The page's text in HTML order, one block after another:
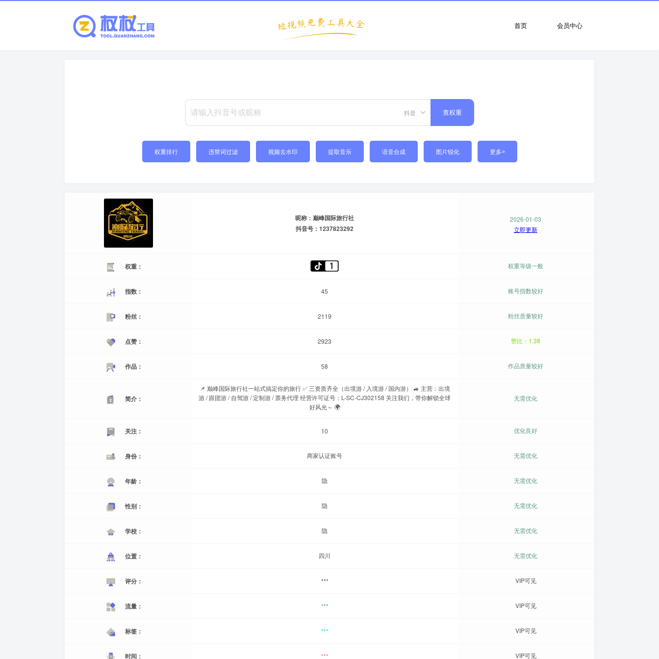
会员中心
首页
抖音 查权重
权重排行 违禁词过滤 视频去水印 提取音乐 语音合成 图片锐化 更多>
昵称：巅峰国际旅行社
抖音号：1237823292
2026-01-03
立即更新
权重： 权重等级一般
指数： 45 账号指数较好
粉丝： 2119 粉丝质量较好
点赞： 2923 赞比：1.38
作品： 58 作品质量较好
简介：
📌 巅峰国际旅行社一站式搞定你的旅行 ✅ 三资质齐全（出境游 / 入境游 / 国内游） 🚙 主营：出境
游 / 跟团游 / 自驾游 / 定制游 / 票务代理 经营许可证号：L-SC-CJ302158 关注我们，带你解锁全球
好风光～ 🌍
无需优化
关注： 10 优化良好
身份： 商家认证账号 无需优化
年龄： 隐 无需优化
性别： 隐 无需优化
学校： 隐 无需优化
位置： 四川 无需优化
评分： *** VIP可见
流量： *** VIP可见
标签： *** VIP可见
时间： *** VIP可见